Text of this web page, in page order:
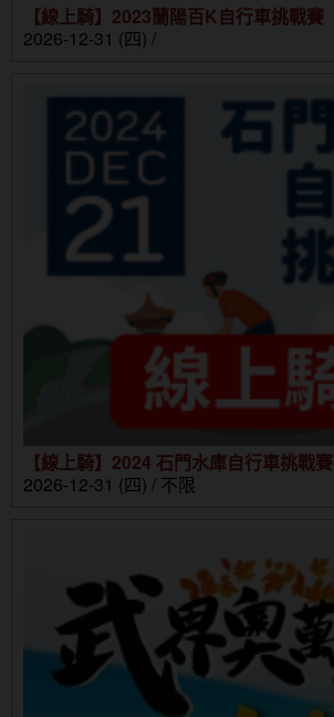
【線上騎】2023蘭陽百K自行車挑戰賽
2026-12-31 (四) /
【線上騎】2024 石門水庫自行車挑戰賽
2026-12-31 (四) / 不限